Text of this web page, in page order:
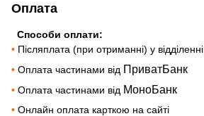
Оплата
Способи оплати:
• Післяплата (при отриманні) у відділенні
• Оплата частинами від ПриватБанк
• Оплата частинами від МоноБанк
• Онлайн оплата карткою на сайті